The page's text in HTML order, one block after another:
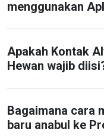
menggunakan
Apakah Kontak
Hewan wajib
Bagaimana cara
baru anabul ke